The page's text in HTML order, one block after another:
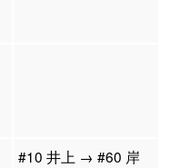
#10 井上 → #60 岸